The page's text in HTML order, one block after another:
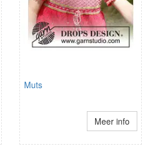
Muts
Meer info